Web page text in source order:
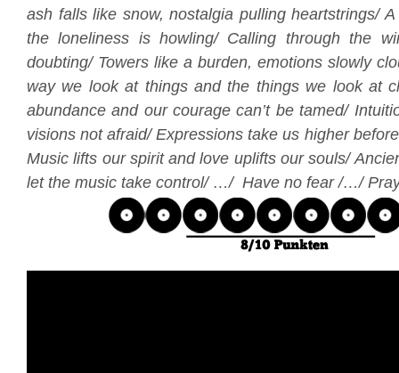
ash falls like snow, nostalgia pulling heartstrings/
the loneliness is howling/ Calling through the
doubting/ Towers like a burden, emotions slowly
way we look at things and the things we look at
abundance and our courage can’t be tamed/
visions not afraid/ Expressions take us higher
Music lifts our spirit and love uplifts our souls/
let the music take control/ …/ Have no fear /…/